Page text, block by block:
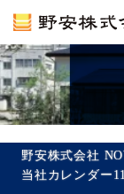
カタログ
瓦ができるま
野安株式会社
当社カレンダー